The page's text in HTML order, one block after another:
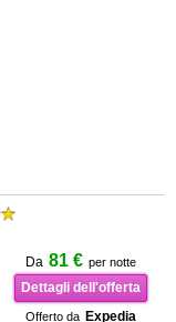
Da 81 € per notte
Dettagli dell'offerta
Offerto da Expedia